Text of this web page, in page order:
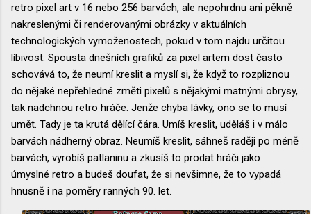
retro pixel art v 16 nebo 256 barvách, ale nepohrdnu ani pěkně
nakreslenými či renderovanými obrázky v aktuálních
technologických vymoženostech, pokud v tom najdu určitou
líbivost. Spousta dnešních grafiků za pixel artem dost často
schovává to, že neumí kreslit a myslí si, že když to rozpliznou
do nějaké nepřehledné změti pixelů s nějakými matnými obrysy,
tak nadchnou retro hráče. Jenže chyba lávky, ono se to musí
umět. Tady je ta krutá dělící čára. Umíš kreslit, uděláš i v málo
barvách nádherný obraz. Neumíš kreslit, sáhneš raději po méně
barvách, vyrobíš patlaninu a zkusíš to prodat hráči jako
úmyslné retro a budeš doufat, že si nevšimne, že to vypadá
hnusně i na poměry ranných 90. let.